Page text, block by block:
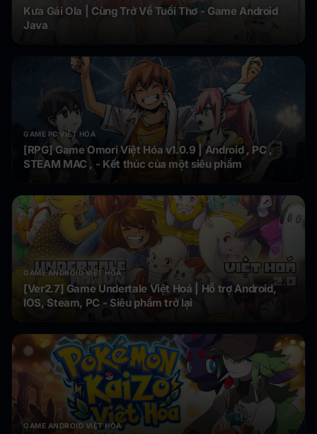
Kưa Gái Ola | Cùng Trở Về Tuổi Thơ - Game Android
Java
GAME PC VIỆT HÓA
[RPG] Game Omori Việt Hóa v1.0.9 | Android , PC ,
STEAM MAC , - Kết thúc của một siêu phẩm
GAME ANDROID VIỆT HÓA
[Ver2.7] Game Undertale Việt Hoá | Hỗ trợ Android,
IOS, Steam, PC - Siêu phẩm trở lại
GAME ANDROID VIỆT HÓA